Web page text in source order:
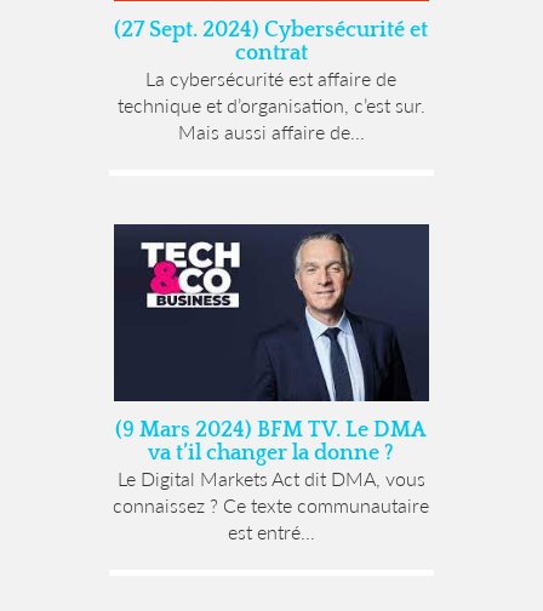
(27 Sept. 2024) Cybersécurité et
contrat
La cybersécurité est affaire de
technique et d’organisation, c’est sur.
Mais aussi affaire de...
(9 Mars 2024) BFM TV. Le DMA
va t’il changer la donne ?
Le Digital Markets Act dit DMA, vous
connaissez ? Ce texte communautaire
est entré...